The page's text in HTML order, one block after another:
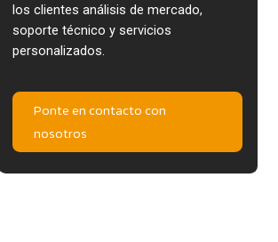
los clientes análisis de mercado,
soporte técnico y servicios
personalizados.
Ponte en contacto con
nosotros